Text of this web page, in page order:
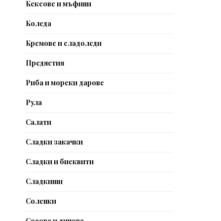
Кексове и мъфини
Коледа
Кремове и сладоледи
Предястия
Риба и морски дарове
Рула
Салати
Сладки закачки
Сладки и бисквити
Сладкиши
Соленки